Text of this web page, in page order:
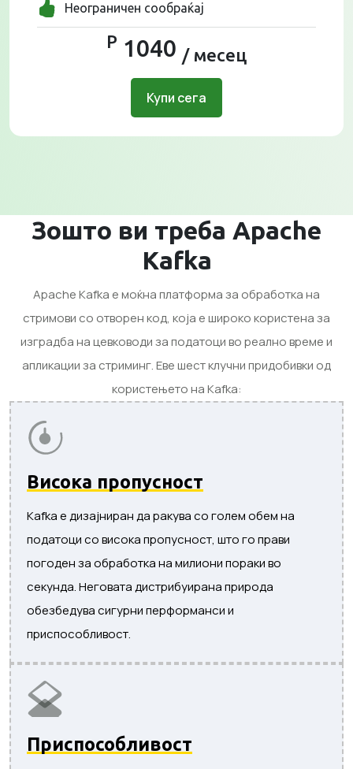
Неограничен сообраќај
Р 1040 / месец
Купи сега
Зошто ви треба Apache
Kafka
Apache Kafka е моќна платформа за обработка на
стримови со отворен код, која е широко користена за
изградба на цевководи за податоци во реално време и
апликации за стриминг. Еве шест клучни придобивки од
користењето на Kafka:
Висока пропусност
Kafka е дизајниран да ракува со голем обем на
податоци со висока пропусност, што го прави
погоден за обработка на милиони пораки во
секунда. Неговата дистрибуирана природа
обезбедува сигурни перформанси и
приспособливост.
Приспособливост